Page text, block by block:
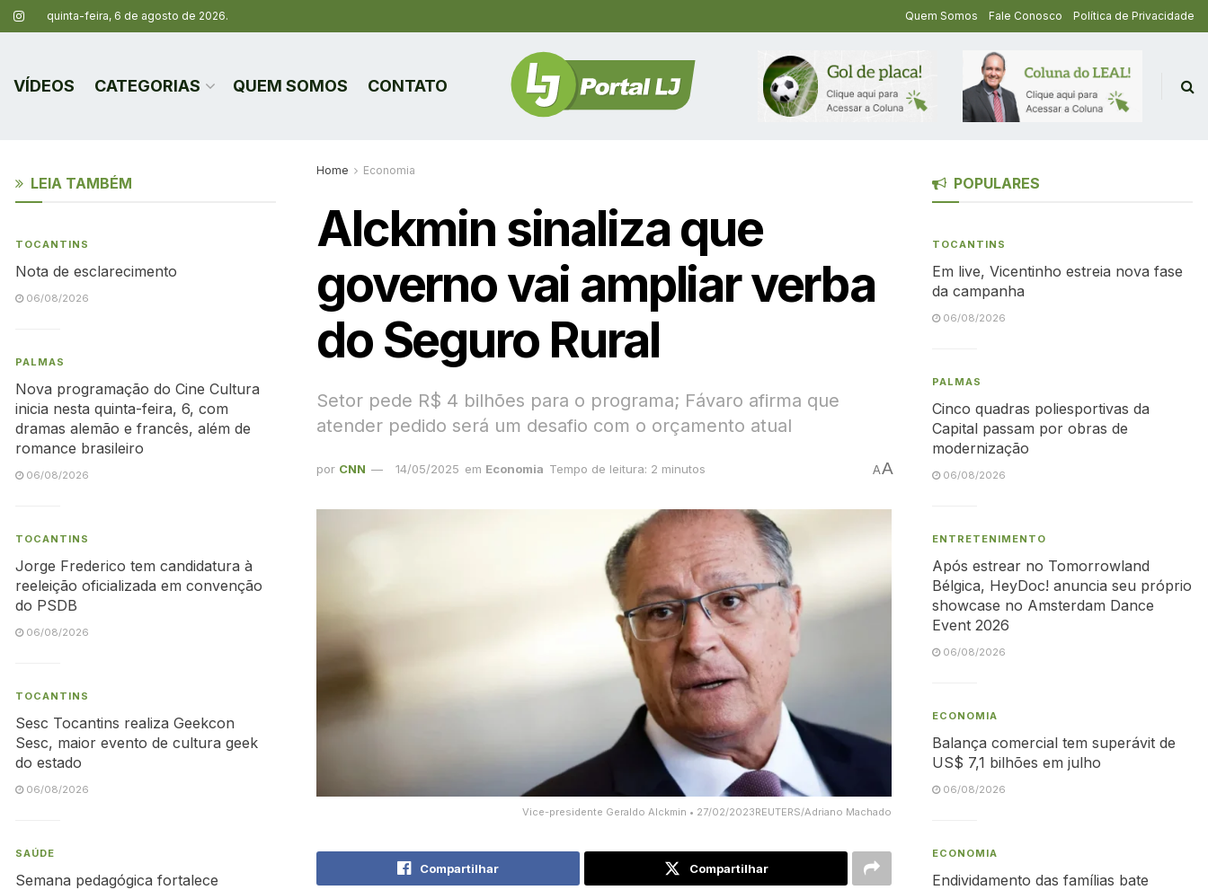
quinta-feira, 6 de agosto de 2026. Quem Somos Fale Conosco Política de Privacidade
VÍDEOS CATEGORIAS QUEM SOMOS CONTATO
Home Economia
Alckmin sinaliza que
governo vai ampliar verba
do Seguro Rural
Setor pede R$ 4 bilhões para o programa; Fávaro afirma que
atender pedido será um desafio com o orçamento atual
por CNN 14/05/2025 em Economia Tempo de leitura: 2 minutos AA
Vice-presidente Geraldo Alckmin • 27/02/2023REUTERS/Adriano Machado
Compartilhar Compartilhar
LEIA TAMBÉM
TOCANTINS
Nota de esclarecimento
06/08/2026
PALMAS
Nova programação do Cine Cultura
inicia nesta quinta-feira, 6, com
dramas alemão e francês, além de
romance brasileiro
06/08/2026
TOCANTINS
Jorge Frederico tem candidatura à
reeleição oficializada em convenção
do PSDB
06/08/2026
TOCANTINS
Sesc Tocantins realiza Geekcon
Sesc, maior evento de cultura geek
do estado
06/08/2026
SAÚDE
Semana pedagógica fortalece
POPULARES
TOCANTINS
Em live, Vicentinho estreia nova fase
da campanha
06/08/2026
PALMAS
Cinco quadras poliesportivas da
Capital passam por obras de
modernização
06/08/2026
ENTRETENIMENTO
Após estrear no Tomorrowland
Bélgica, HeyDoc! anuncia seu próprio
showcase no Amsterdam Dance
Event 2026
06/08/2026
ECONOMIA
Balança comercial tem superávit de
US$ 7,1 bilhões em julho
06/08/2026
ECONOMIA
Endividamento das famílias bate